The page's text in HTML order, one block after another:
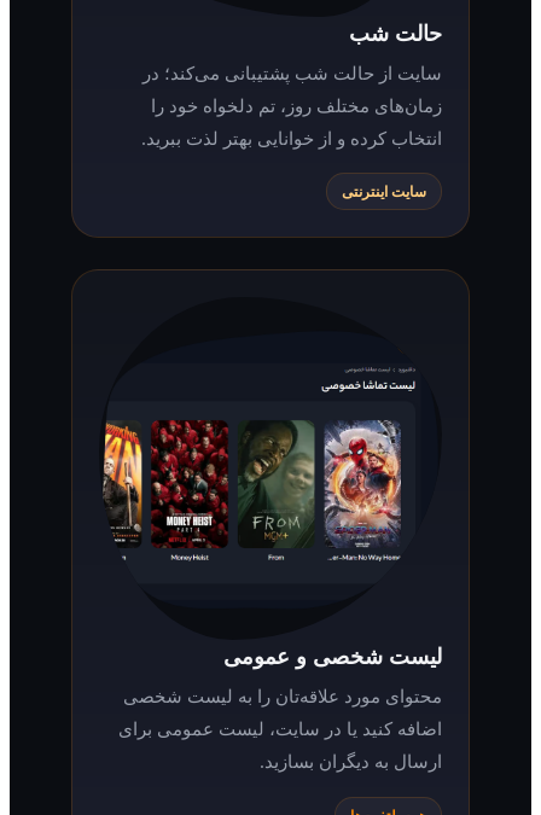
حالت شب
سایت از حالت شب پشتیبانی می‌کند؛ در
زمان‌های مختلف روز، تم دلخواه خود را
انتخاب کرده و از خوانایی بهتر لذت ببرید.
سایت اینترنتی
لیست شخصی و عمومی
محتوای مورد علاقه‌تان را به لیست شخصی
اضافه کنید یا در سایت، لیست عمومی برای
ارسال به دیگران بسازید.